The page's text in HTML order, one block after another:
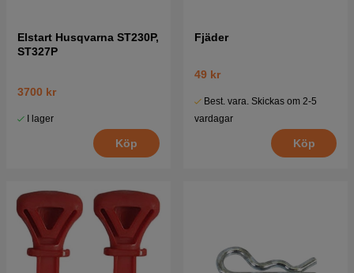
Elstart Husqvarna ST230P,
ST327P
3700 kr
I lager
Köp
Fjäder
49 kr
Best. vara. Skickas om 2-5
vardagar
Köp